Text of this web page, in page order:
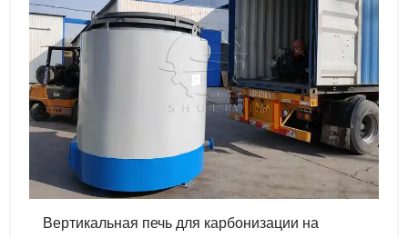
Вертикальная печь для карбонизации на